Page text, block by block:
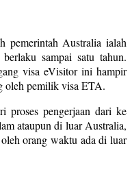
pemerintah Australia ialah
sampai satu tahun.
visa eVisitor ini hampir
oleh pemilik visa ETA.
proses pengerjaan dari ke
ataupun di luar Australia,
orang waktu ada di luar